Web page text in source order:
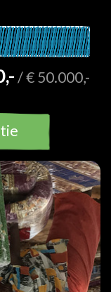
/€ 50.000,-